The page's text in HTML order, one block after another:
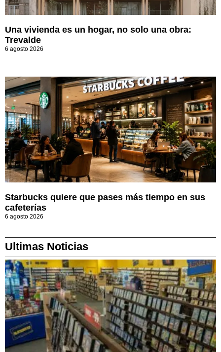
Una vivienda es un hogar, no solo una obra:
Trevalde
6 agosto 2026
Starbucks quiere que pases más tiempo en sus
cafeterías
6 agosto 2026
Ultimas Noticias